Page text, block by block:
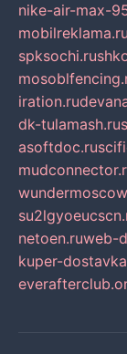
nike-air-max-
mobilreklama.ru
spksochi.ru
iration.ru
dk-tulamash.ru
asoftdoc.ru
netoen.ruweb-
kuper-